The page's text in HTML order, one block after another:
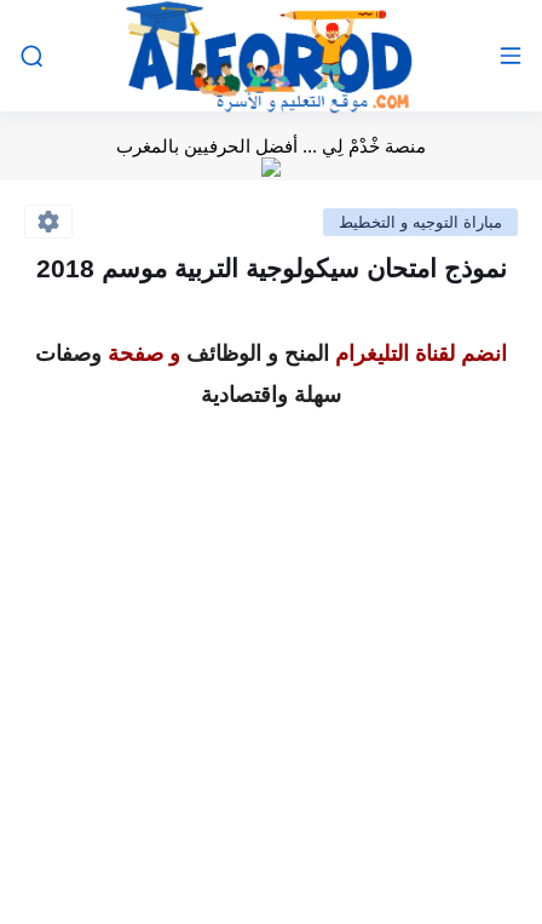
منصة خْدْمْ لِي ... أفضل الحرفيين بالمغرب
مباراة التوجيه و التخطيط
نموذج امتحان سيكولوجية التربية موسم 2018
انضم لقناة التليغرام المنح و الوظائف و صفحة وصفات
سهلة واقتصادية